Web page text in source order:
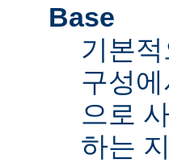
Base
기본
구성
으로
하는